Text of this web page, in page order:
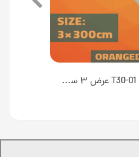
تسمه پی وی سی کد T30-01 عرض ۳ سانت [انبار تهران]